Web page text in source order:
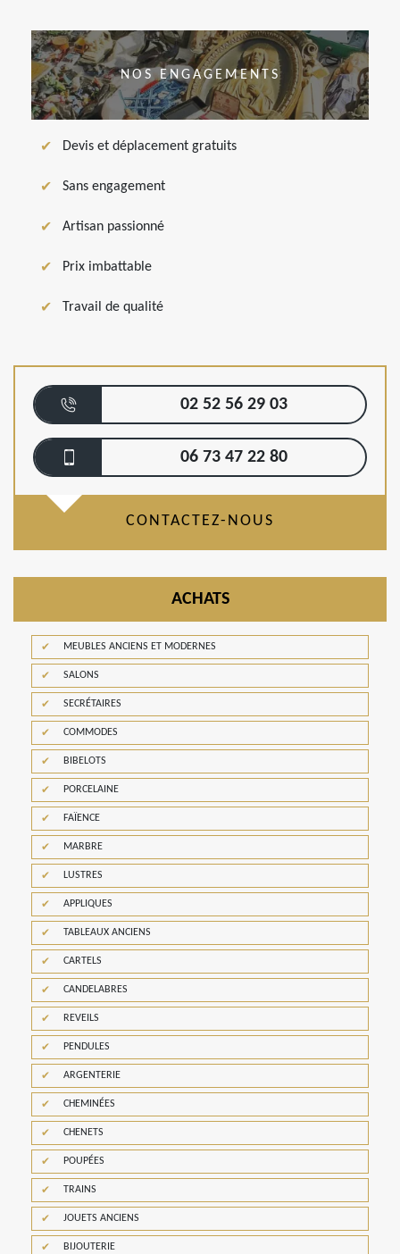
NOS ENGAGEMENTS
Devis et déplacement gratuits
Sans engagement
Artisan passionné
Prix imbattable
Travail de qualité
02 52 56 29 03
06 73 47 22 80
CONTACTEZ-NOUS
ACHATS
MEUBLES ANCIENS ET MODERNES
SALONS
SECRÉTAIRES
COMMODES
BIBELOTS
PORCELAINE
FAÏENCE
MARBRE
LUSTRES
APPLIQUES
TABLEAUX ANCIENS
CARTELS
CANDELABRES
REVEILS
PENDULES
ARGENTERIE
CHEMINÉES
CHENETS
POUPÉES
TRAINS
JOUETS ANCIENS
BIJOUTERIE